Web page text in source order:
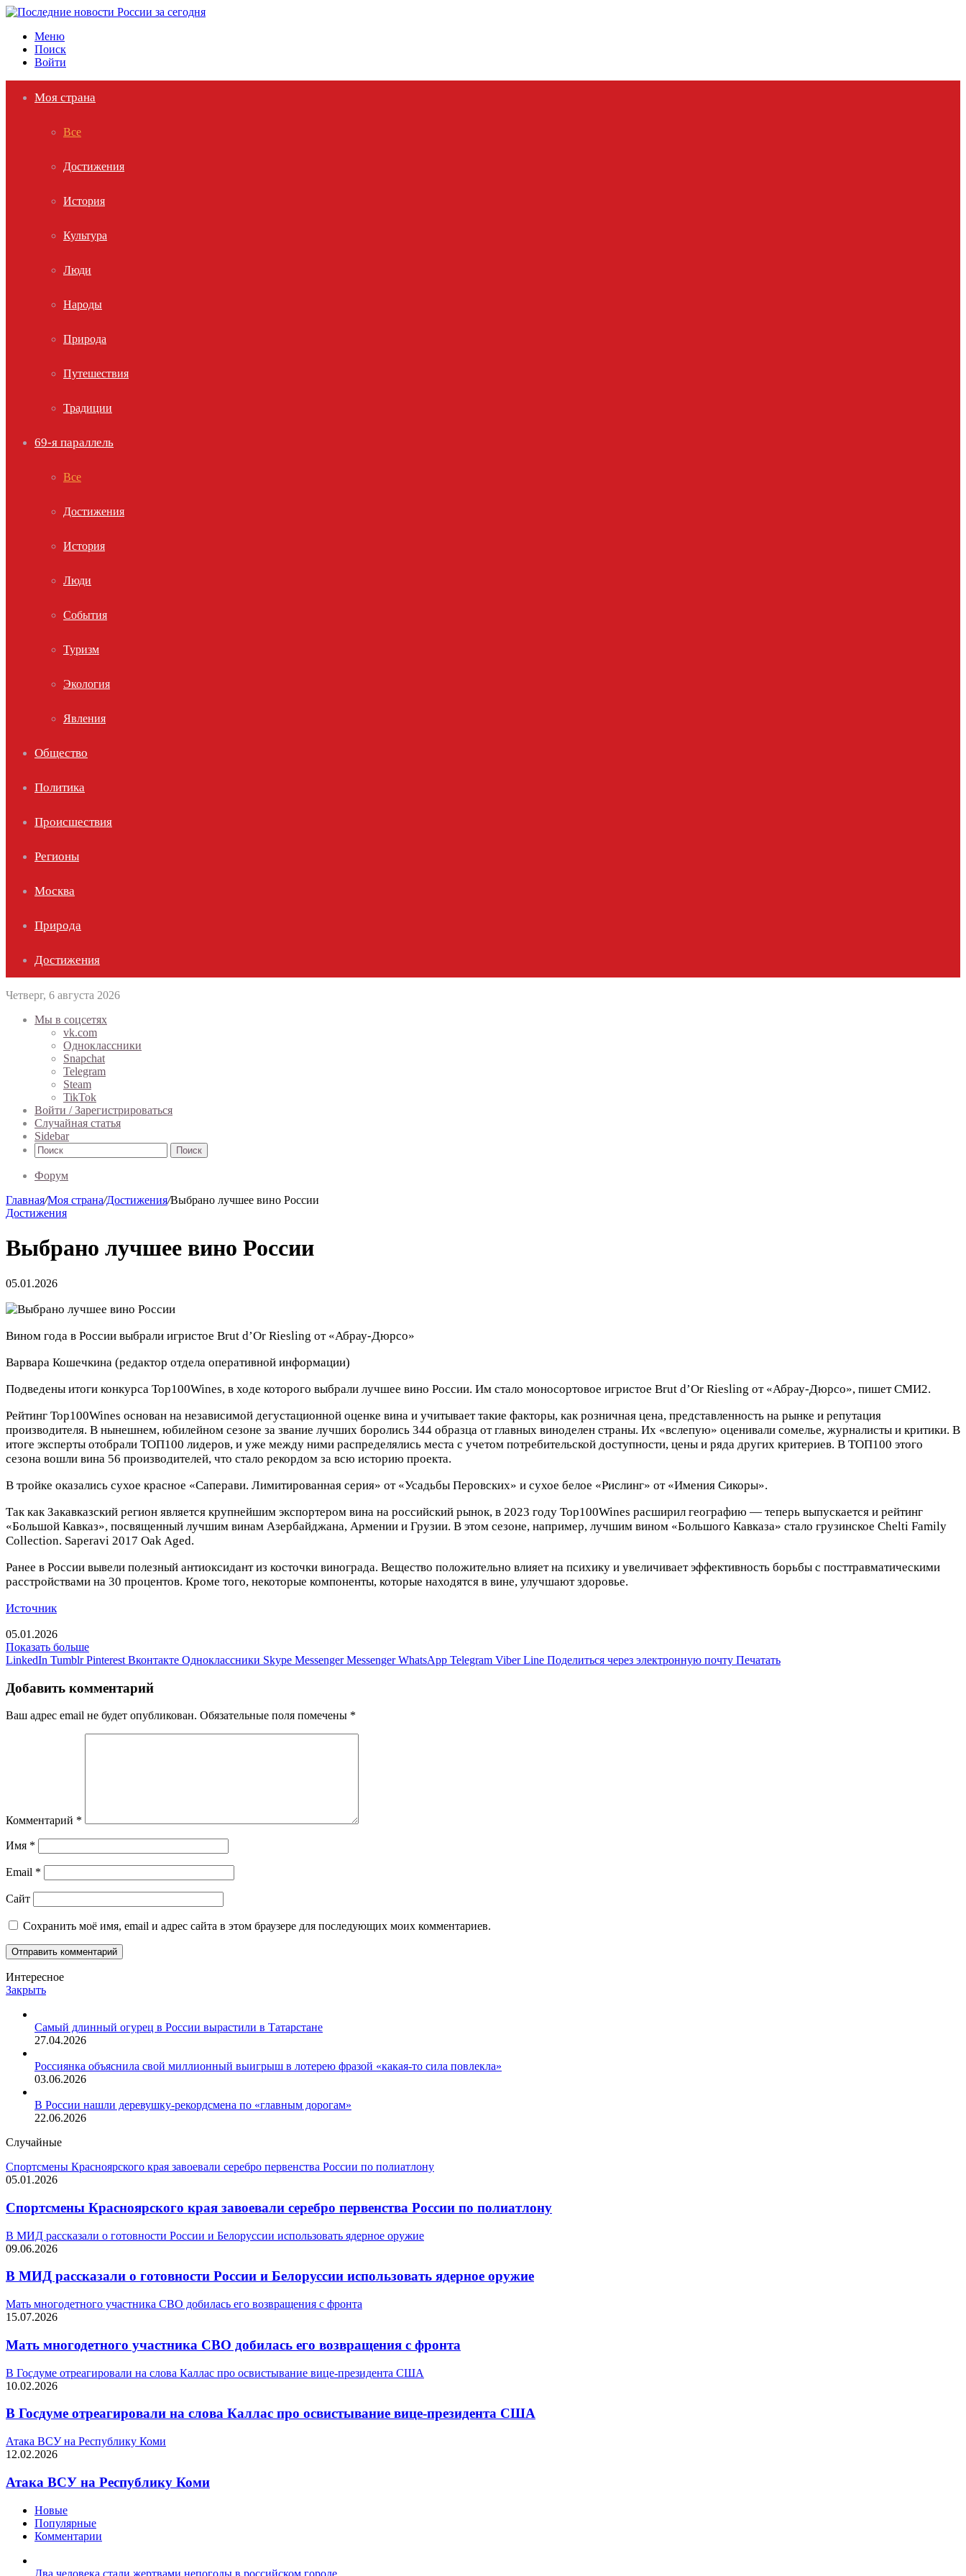
Меню
Поиск
Войти
Моя страна
Все
Достижения
История
Культура
Люди
Народы
Природа
Путешествия
Традиции
69-я параллель
Все
Достижения
История
Люди
События
Туризм
Экология
Явления
Общество
Политика
Происшествия
Регионы
Москва
Природа
Достижения
Четверг, 6 августа 2026
Мы в соцсетях
vk.com
Одноклассники
Snapchat
Telegram
Steam
TikTok
Войти / Зарегистрироваться
Случайная статья
Sidebar
Поиск
Форум
Главная/Моя страна/Достижения/Выбрано лучшее вино России
Достижения
Выбрано лучшее вино России
05.01.2026
Вином года в России выбрали игристое Brut d’Or Riesling от «Абрау-Дюрсо»
Варвара Кошечкина (редактор отдела оперативной информации)
Подведены итоги конкурса Top100Wines, в ходе которого выбрали лучшее вино России. Им стало моносортовое игристое Brut d’Or Riesling от «Абрау-Дюрсо», пишет СМИ2.
Рейтинг Top100Wines основан на независимой дегустационной оценке вина и учитывает такие факторы, как розничная цена, представленность на рынке и репутация
производителя. В нынешнем, юбилейном сезоне за звание лучших боролись 344 образца от главных виноделен страны. Их «вслепую» оценивали сомелье, журналисты и критики. В
итоге эксперты отобрали ТОП100 лидеров, и уже между ними распределялись места с учетом потребительской доступности, цены и ряда других критериев. В ТОП100 этого
сезона вошли вина 56 производителей, что стало рекордом за всю историю проекта.
В тройке оказались сухое красное «Саперави. Лимитированная серия» от «Усадьбы Перовских» и сухое белое «Рислинг» от «Имения Сикоры».
Так как Закавказский регион является крупнейшим экспортером вина на российский рынок, в 2023 году Top100Wines расширил географию — теперь выпускается и рейтинг
«Большой Кавказ», посвященный лучшим винам Азербайджана, Армении и Грузии. В этом сезоне, например, лучшим вином «Большого Кавказа» стало грузинское Chelti Family
Collection. Saperavi 2017 Oak Aged.
Ранее в России вывели полезный антиоксидант из косточки винограда. Вещество положительно влияет на психику и увеличивает эффективность борьбы с посттравматическими
расстройствами на 30 процентов. Кроме того, некоторые компоненты, которые находятся в вине, улучшают здоровье.
Источник
05.01.2026
Показать больше
LinkedIn Tumblr Pinterest Вконтакте Одноклассники Skype Messenger Messenger WhatsApp Telegram Viber Line Поделиться через электронную почту Печатать
Добавить комментарий
Ваш адрес email не будет опубликован. Обязательные поля помечены *
Комментарий *
Имя *
Email *
Сайт
Сохранить моё имя, email и адрес сайта в этом браузере для последующих моих комментариев.
Интересное
Закрыть
Самый длинный огурец в России вырастили в Татарстане
27.04.2026
Россиянка объяснила свой миллионный выигрыш в лотерею фразой «какая-то сила повлекла»
03.06.2026
В России нашли деревушку-рекордсмена по «главным дорогам»
22.06.2026
Случайные
Спортсмены Красноярского края завоевали серебро первенства России по полиатлону
05.01.2026
Спортсмены Красноярского края завоевали серебро первенства России по полиатлону
В МИД рассказали о готовности России и Белоруссии использовать ядерное оружие
09.06.2026
В МИД рассказали о готовности России и Белоруссии использовать ядерное оружие
Мать многодетного участника СВО добилась его возвращения с фронта
15.07.2026
Мать многодетного участника СВО добилась его возвращения с фронта
В Госдуме отреагировали на слова Каллас про освистывание вице-президента США
10.02.2026
В Госдуме отреагировали на слова Каллас про освистывание вице-президента США
Атака ВСУ на Республику Коми
12.02.2026
Атака ВСУ на Республику Коми
Новые
Популярные
Комментарии
Два человека стали жертвами непогоды в российском городе